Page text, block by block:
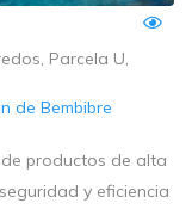
Parcela U,
de Bembibre
productos de alta
y eficiencia